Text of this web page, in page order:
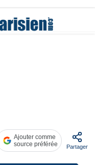
Ajouter comme
source préférée
Partager